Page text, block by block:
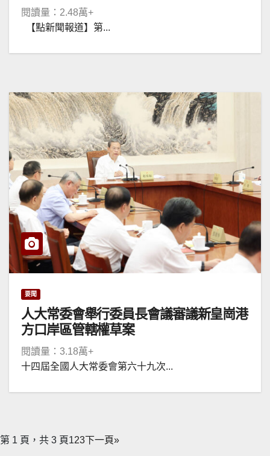
閱讀量：2.48萬+
【點新聞報道】第...
要聞
人大常委會舉行委員長會議審議新皇崗港
方口岸區管轄權草案
閱讀量：3.18萬+
十四屆全國人大常委會第六十九次...
第 1 頁，共 3 頁123下一頁»